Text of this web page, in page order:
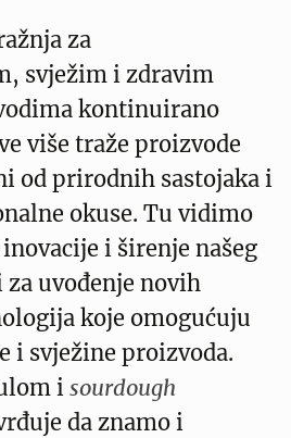
za
svježim i zdravim
kontinuirano
više traže proizvode
od prirodnih sastojaka i
okuse. Tu vidimo
i širenje našeg
uvođenje novih
koje omogućuju
i svježine proizvoda.
i sourdough
da znamo i